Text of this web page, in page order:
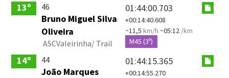
13º 46
Bruno Miguel Silva
Oliveira
ASCValeirinha/ Trail
01:44:00.703
+00:14:40.608
~11,5 km/h ~05:12 /km
M45 (3º)
14º 44
João Marques
01:44:15.365
+00:14:55.270